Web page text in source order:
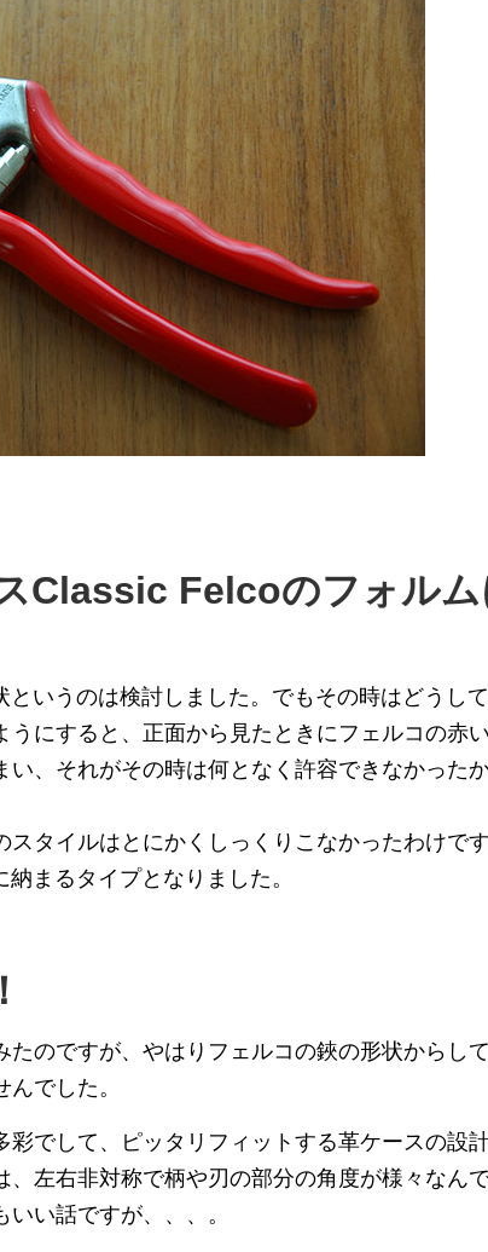
Classic Felcoのフォルム
いうのは検討しました。でもその時はどうし
にすると、正面から見たときにフェルコの赤
、それがその時は何となく許容できなかった
タイルはとにかくしっくりこなかったわけです
まるタイプとなりました。
のですが、やはりフェルコの鋏の形状からして
でした。
でして、ピッタリフィットする革ケースの設
左右非対称で柄や刃の部分の角度が様々なん
い話ですが、、、。